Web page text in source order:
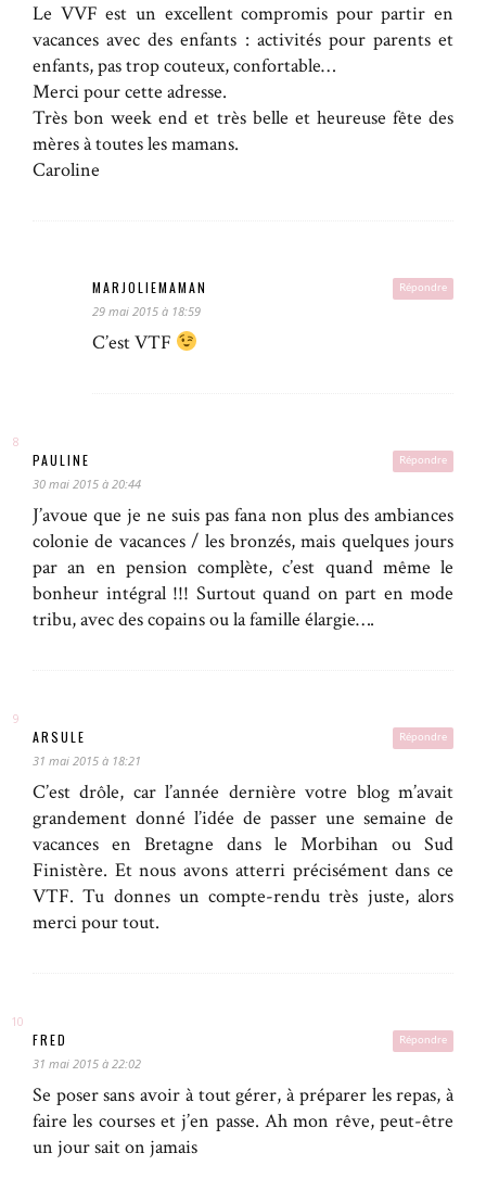
Le VVF est un excellent compromis pour partir en
vacances avec des enfants : activités pour parents et
enfants, pas trop couteux, confortable…
Merci pour cette adresse.
Très bon week end et très belle et heureuse fête des
mères à toutes les mamans.
Caroline
Répondre
MARJOLIEMAMAN
29 mai 2015 à 18:59
C’est VTF
Répondre
PAULINE
30 mai 2015 à 20:44
J’avoue que je ne suis pas fana non plus des ambiances
colonie de vacances / les bronzés, mais quelques jours
par an en pension complète, c’est quand même le
bonheur intégral !!! Surtout quand on part en mode
tribu, avec des copains ou la famille élargie….
Répondre
ARSULE
31 mai 2015 à 18:21
C’est drôle, car l’année dernière votre blog m’avait
grandement donné l’idée de passer une semaine de
vacances en Bretagne dans le Morbihan ou Sud
Finistère. Et nous avons atterri précisément dans ce
VTF. Tu donnes un compte-rendu très juste, alors
merci pour tout.
Répondre
FRED
31 mai 2015 à 22:02
Se poser sans avoir à tout gérer, à préparer les repas, à
faire les courses et j’en passe. Ah mon rêve, peut-être
un jour sait on jamais